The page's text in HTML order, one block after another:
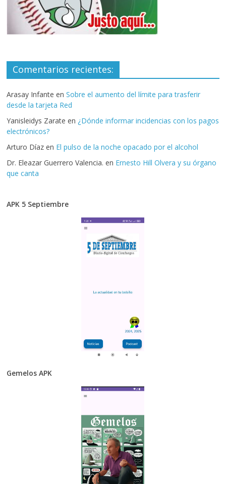
Comentarios recientes:
Arasay Infante enSobre el aumento del límite para trasferir
desde la tarjeta Red
Yanisleidys Zarate en ¿Dónde informar incidencias con los pagos
electrónicos?
Arturo Díaz en El pulso de la noche opacado por el alcohol
Dr. Eleazar Guerrero Valencia. en Ernesto Hill Olvera y su órgano
que canta
APK 5 Septiembre
Gemelos APK